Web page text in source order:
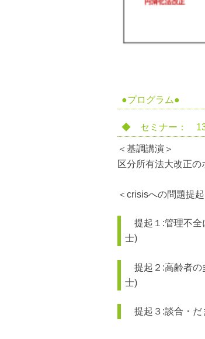
●プログラム●
◆ セミナー： 13
＜基調講演＞
区分所有法大改正
＜crisisへの問題
提起１:管理不
士)
提起２:高齢者の
士)
提起３:談合・